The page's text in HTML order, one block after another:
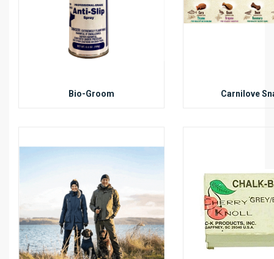
Bio-Groom Carnilove